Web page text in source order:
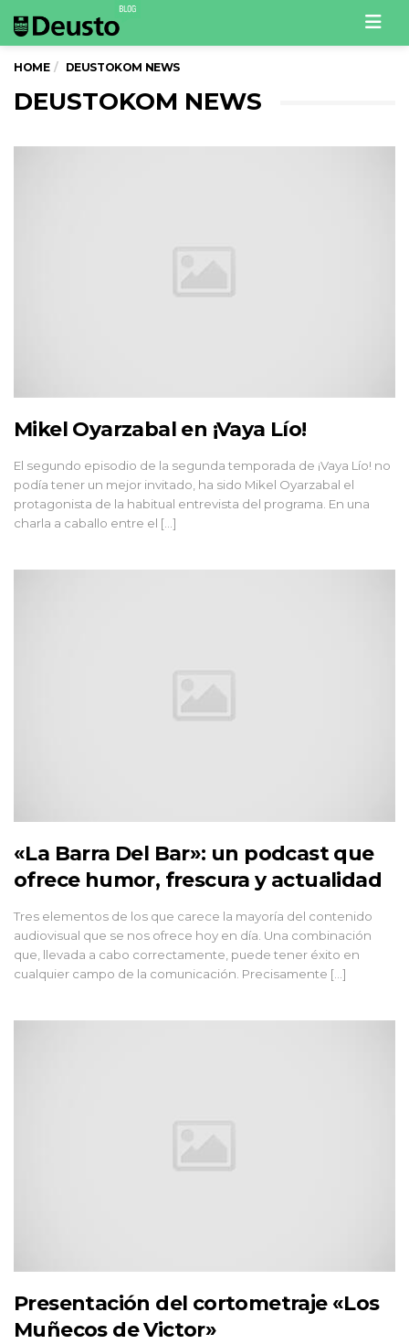
HOME DEUSTOKOM NEWS
DEUSTOKOM NEWS
Mikel Oyarzabal en ¡Vaya Lío!
El segundo episodio de la segunda temporada de ¡Vaya Lío! no
podía tener un mejor invitado, ha sido Mikel Oyarzabal el
protagonista de la habitual entrevista del programa. En una
charla a caballo entre el [...]
«La Barra Del Bar»: un podcast que
ofrece humor, frescura y actualidad
Tres elementos de los que carece la mayoría del contenido
audiovisual que se nos ofrece hoy en día. Una combinación
que, llevada a cabo correctamente, puede tener éxito en
cualquier campo de la comunicación. Precisamente [...]
Presentación del cortometraje «Los
Muñecos de Victor»